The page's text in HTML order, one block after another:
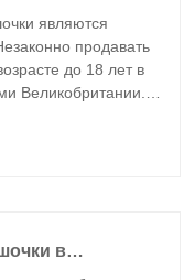
являются
продавать
до 18 лет в
Великобритании.
люди зад......
в